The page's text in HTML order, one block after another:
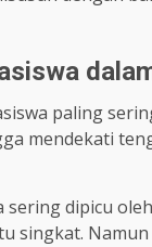
paling
mendekati
dipicu
singkat.